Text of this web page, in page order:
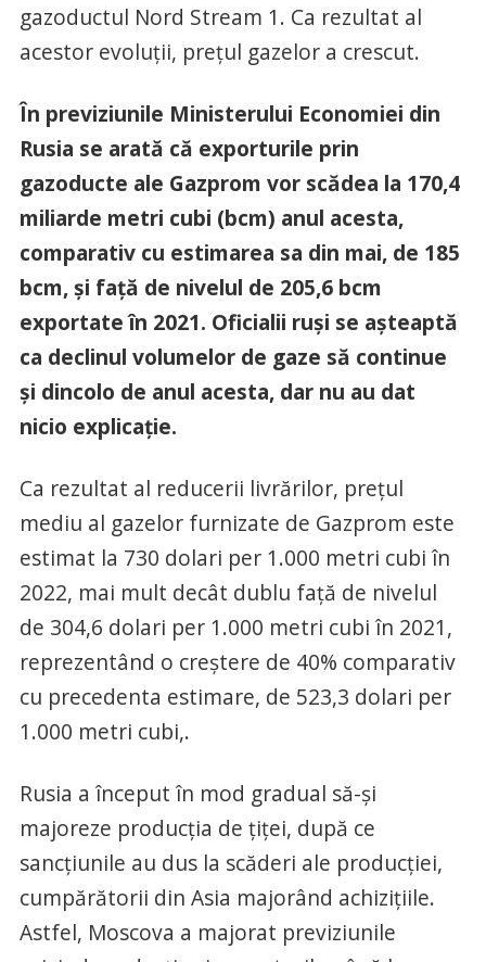
gazoductul Nord Stream 1. Ca rezultat al
acestor evoluţii, preţul gazelor a crescut.
În previziunile Ministerului Economiei din
Rusia se arată că exporturile prin
gazoducte ale Gazprom vor scădea la 170,4
miliarde metri cubi (bcm) anul acesta,
comparativ cu estimarea sa din mai, de 185
bcm, şi faţă de nivelul de 205,6 bcm
exportate în 2021. Oficialii ruşi se aşteaptă
ca declinul volumelor de gaze să continue
şi dincolo de anul acesta, dar nu au dat
nicio explicaţie.
Ca rezultat al reducerii livrărilor, preţul
mediu al gazelor furnizate de Gazprom este
estimat la 730 dolari per 1.000 metri cubi în
2022, mai mult decât dublu faţă de nivelul
de 304,6 dolari per 1.000 metri cubi în 2021,
reprezentând o creştere de 40% comparativ
cu precedenta estimare, de 523,3 dolari per
1.000 metri cubi,.
Rusia a început în mod gradual să-şi
majoreze producţia de ţiţei, după ce
sancţiunile au dus la scăderi ale producţiei,
cumpărătorii din Asia majorând achiziţiile.
Astfel, Moscova a majorat previziunile